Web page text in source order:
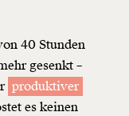
40 Stunden
gesenkt –
produktiver
es keinen